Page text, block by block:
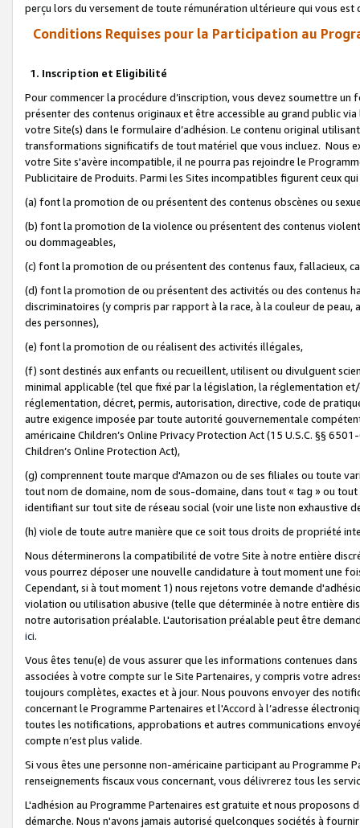
perçu lors du versement de toute rémunération ultérieure qui vous est
Conditions Requises pour la Participation au
1. Inscription et Eligibilité
Pour commencer la procédure d’inscription, vous devez soumettre
présenter des contenus originaux et être accessible au grand public
votre Site(s) dans le formulaire d’adhésion. Le contenu original
transformations significatifs de tout matériel que vous incluez. Nous
votre Site s'avère incompatible, il ne pourra pas rejoindre le
Publicitaire de Produits. Parmi les Sites incompatibles figurent ceux
(a) font la promotion de ou présentent des contenus obscènes ou
(b) font la promotion de la violence ou présentent des contenus
ou dommageables,
(c) font la promotion de ou présentent des contenus faux, fallacieux,
(d) font la promotion de ou présentent des activités ou des contenus
discriminatoires (y compris par rapport à la race, à la couleur de
des personnes),
(e) font la promotion de ou réalisent des activités illégales,
(f) sont destinés aux enfants ou recueillent, utilisent ou divulguent
minimal applicable (tel que fixé par la législation, la réglementation
réglementation, décret, permis, autorisation, directive, code de
autre exigence imposée par toute autorité gouvernementale
américaine Children’s Online Privacy Protection Act (15 U.S.C. §§
Children’s Online Protection Act),
(g) comprennent toute marque d'Amazon ou de ses filiales ou toute
tout nom de domaine, nom de sous-domaine, dans tout « tag » ou
identifiant sur tout site de réseau social (voir une liste non exhaustive
(h) viole de toute autre manière que ce soit tous droits de propriété
Nous déterminerons la compatibilité de votre Site à notre entière
vous pourrez déposer une nouvelle candidature à tout moment une
Cependant, si à tout moment 1) nous rejetons votre demande
violation ou utilisation abusive (telle que déterminée à notre entière
notre autorisation préalable. L'autorisation préalable peut être
ici.
Vous êtes tenu(e) de vous assurer que les informations contenues
associées à votre compte sur le Site Partenaires, y compris votre
toujours complètes, exactes et à jour. Nous pouvons envoyer des
concernant le Programme Partenaires et l'Accord à l’adresse
toutes les notifications, approbations et autres communications
compte n’est plus valide.
Si vous êtes une personne non-américaine participant au
renseignements fiscaux vous concernant, vous délivrerez tous les
L'adhésion au Programme Partenaires est gratuite et nous proposons
démarche. Nous n'avons jamais autorisé quelconques sociétés à